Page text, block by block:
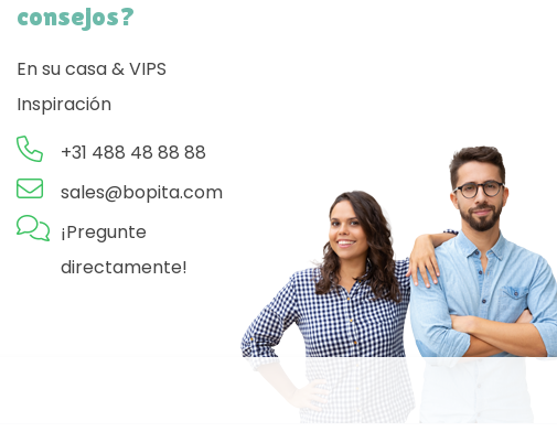
consejos?
En su casa & VIPS
Inspiración
+31 488 48 88 88
sales@bopita.com
¡Pregunte
directamente!